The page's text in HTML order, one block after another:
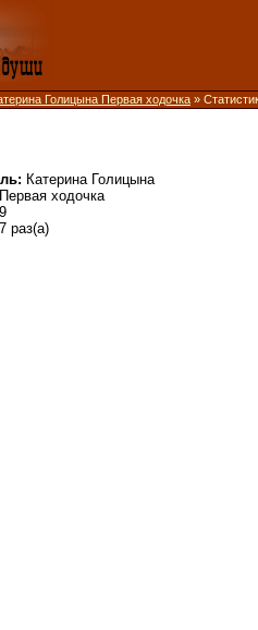
Голицына Первая ходочка »
Катерина Голицына
Первая ходочка
раз(а)